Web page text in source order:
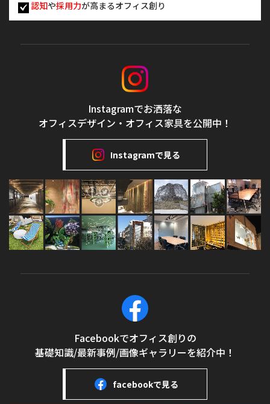
認知や採用力が高まるオフィス創り
Instagramでお洒落な
オフィスデザイン・オフィス家具を公開中！
Instagramで見る
Facebookでオフィス創りの
基礎知識/最新事例/画像ギャラリーを紹介中！
facebookで見る